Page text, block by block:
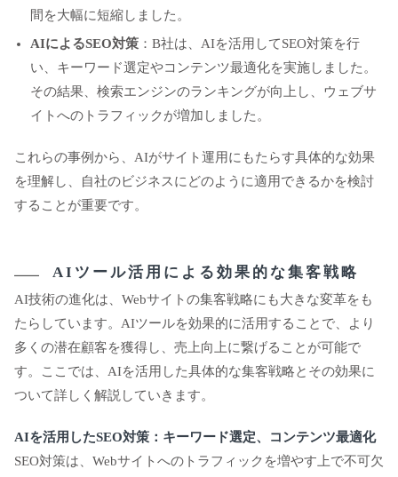
間を大幅に短縮しました。
AIによるSEO対策 ：B社は、AIを活用してSEO対策を行
い、キーワード選定やコンテンツ最適化を実施しました。
その結果、検索エンジンのランキングが向上し、ウェブサ
イトへのトラフィックが増加しました。
これらの事例から、AIがサイト運用にもたらす具体的な効果
を理解し、自社のビジネスにどのように適用できるかを検討
することが重要です。
AIツール活用による効果的な集客戦略
AI技術の進化は、Webサイトの集客戦略にも大きな変革をも
たらしています。AIツールを効果的に活用することで、より
多くの潜在顧客を獲得し、売上向上に繋げることが可能で
す。ここでは、AIを活用した具体的な集客戦略とその効果に
ついて詳しく解説していきます。
AIを活用したSEO対策：キーワード選定、コンテンツ最適化
SEO対策は、Webサイトへのトラフィックを増やす上で不可欠